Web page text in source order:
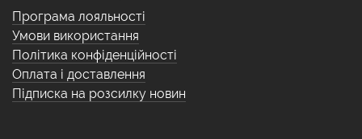
Програма лояльності
Умови використання
Політика конфіденційності
Оплата і доставлення
Підписка на розсилку новин